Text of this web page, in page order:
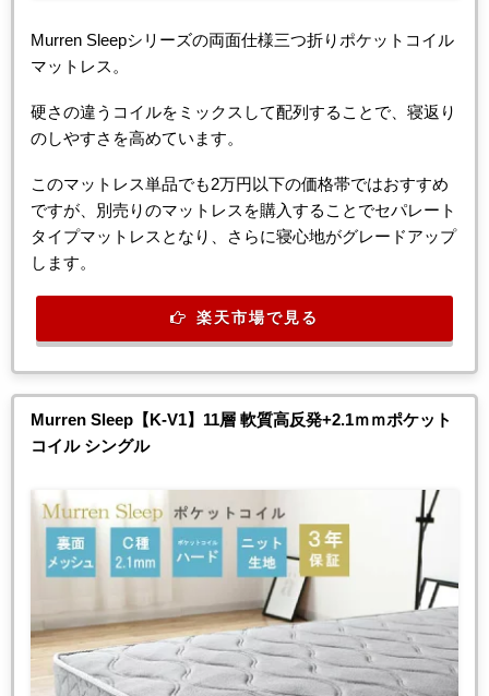
Murren Sleepシリーズの両面仕様三つ折りポケットコイル
マットレス。
硬さの違うコイルをミックスして配列することで、寝返り
のしやすさを高めています。
このマットレス単品でも2万円以下の価格帯ではおすすめ
ですが、別売りのマットレスを購入することでセパレート
タイプマットレスとなり、さらに寝心地がグレードアップ
します。
楽天市場で見る
Murren Sleep【K-V1】11層 軟質高反発+2.1ｍｍポケット
コイル シングル